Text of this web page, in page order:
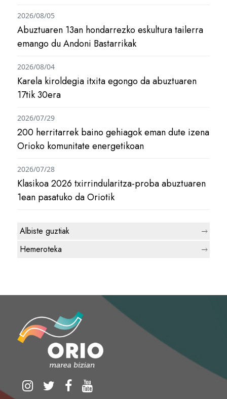
Abuztuaren 13an hondarrezko eskultura tailerra
emango du Andoni Bastarrikak
2026/08/05
Karela kiroldegia itxita egongo da abuztuaren
17tik 30era
2026/08/04
200 herritarrek baino gehiagok eman dute izena
Orioko komunitate energetikoan
2026/07/29
Klasikoa 2026 txirrindularitza-proba abuztuaren
1ean pasatuko da Oriotik
2026/07/28
Albiste guztiak
Hemeroteka